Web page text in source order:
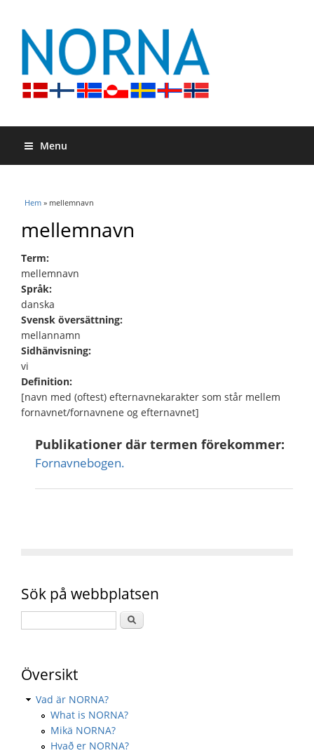
Menu
Du är här
Hem » mellemnavn
mellemnavn
Term:
mellemnavn
Språk:
danska
Svensk översättning:
mellannamn
Sidhänvisning:
vi
Definition:
[navn med (oftest) efternavnekarakter som står mellem
fornavnet/fornavnene og efternavnet]
Publikationer där termen förekommer:
Fornavnebogen.
Sök på webbplatsen
Översikt
Vad är NORNA?
What is NORNA?
Mikä NORNA?
Hvað er NORNA?